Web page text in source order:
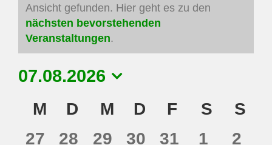
Hinweis
Ansicht gefunden. Hier geht es zu den
nächsten bevorstehenden
Veranstaltungen.
07.08.2026
wählen.
Kalender
von
M MONTAG
D DIENSTAG
M MITTWOCH
D DONNERSTAG
F FREITAG
S S
0
27
0
28
0
29
0
30
0
31
0
1
0
2